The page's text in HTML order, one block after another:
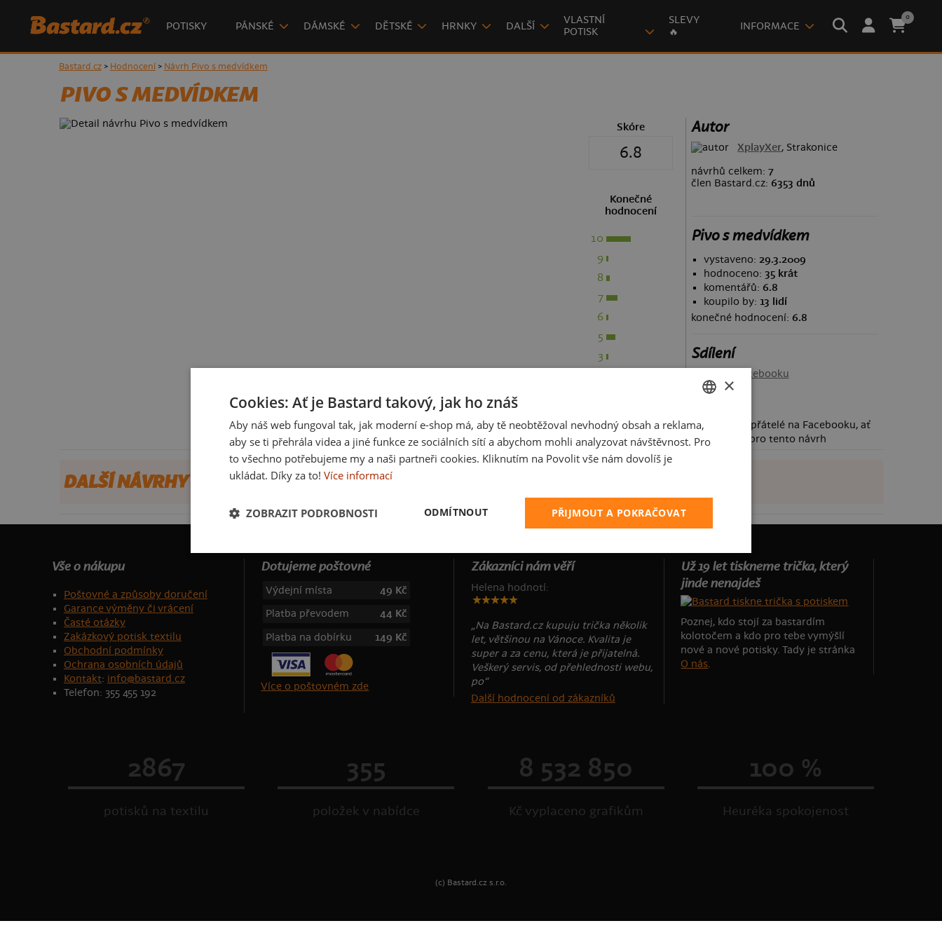
POTISKY PÁNSKÉ DÁMSKÉ DĚTSKÉ HRNKY DALŠÍ
VLASTNÍ
POTISK
SLEVY
🔥
INFORMACE
0
Bastard.cz> Hodnocení> Návrh Pivo s medvídkem
PIVO S MEDVÍDKEM
Skóre
6.8
Konečné
hodnocení
10
9
8
7
6
5
3
Autor
XplayXer, Strakonice
návrhů celkem: 7
člen Bastard.cz: 6353 dnů
Pivo s medvídkem
vystaveno: 29.3.2009
hodnoceno: 35 krát
komentářů: 6.8
koupilo by: 13 lidí
konečné hodnocení: 6.8
Sdílení
Sdílet na Facebooku
Požádej své přátelé na Facebooku, ať
taky hlasují pro tento návrh
DALŠÍ NÁVRHY OD XPLAYXER
Vše o nákupu
Poštovné a způsoby doručení
Garance výměny či vrácení
Časté otázky
Zakázkový potisk textilu
Obchodní podmínky
Ochrana osobních údajů
Kontakt: info@bastard.cz
Telefon: 355 455 192
Dotujeme poštovné
Výdejní místa
49 Kč
Platba převodem
44 Kč
Platba na dobírku
149 Kč
Více o poštovném zde
Zákazníci nám věří
Helena hodnotí:
„Na Bastard.cz kupuju trička několik
let, většinou na Vánoce. Kvalita je
super a za cenu, která je přijatelná.
Veškerý servis, od přehlednosti webu,
po“
Další hodnocení od zákazníků
Už 19 let tiskneme trička, který
jinde nenajdeš
Poznej, kdo stojí za bastardím
kolotočem a kdo pro tebe vymýšlí
nové a nové potisky. Tady je stránka
O nás.
2867
potisků na textilu
355
položek v nabídce
8 532 850
Kč vyplaceno grafikům
100 %
Heuréka spokojenost
(c) Bastard.cz s.r.o.
CZECH
SLOVAK
×
Cookies: Ať je Bastard takový, jak ho znáš
Aby náš web fungoval tak, jak moderní e-shop má, aby tě neobtěžoval nevhodný obsah a reklama,
aby se ti přehrála videa a jiné funkce ze sociálních sítí a abychom mohli analyzovat návštěvnost. Pro
to všechno potřebujeme my a naši partneři cookies. Kliknutím na Povolit vše nám dovolíš je
ukládat. Díky za to! Více informací
PŘIJMOUT A POKRAČOVAT
ODMÍTNOUT
ZOBRAZIT PODROBNOSTI